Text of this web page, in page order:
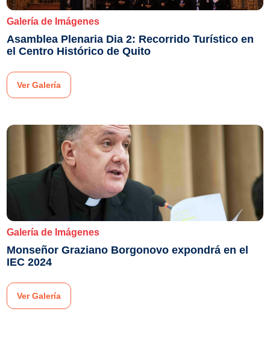
Galería de Imágenes
Asamblea Plenaria Dia 2: Recorrido Turístico en
el Centro Histórico de Quito
Ver Galería
Galería de Imágenes
Monseñor Graziano Borgonovo expondrá en el
IEC 2024
Ver Galería